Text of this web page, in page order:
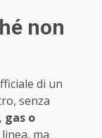
non
di un
senza
gas o
ma